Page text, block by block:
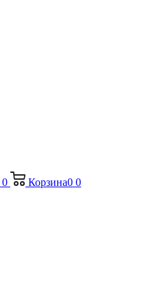
0 Корзина0 0